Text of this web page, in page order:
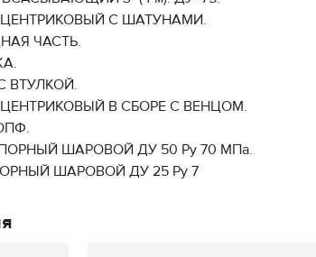
С ШАТУНАМИ.
ЧАСТЬ.
ВТУЛКОЙ.
В СБОРЕ С ВЕНЦОМ.
ШАРОВОЙ ДУ 50 Ру 70 МПа.
ШАРОВОЙ ДУ 25 Ру 7